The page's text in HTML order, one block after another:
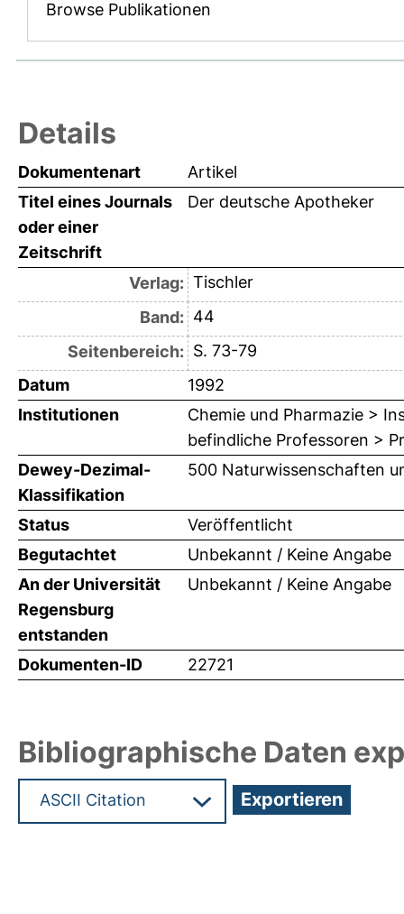
Browse Publikationen
Details
Dokumentenart
Artikel
Titel eines Journals
oder einer
Zeitschrift
Der deutsche Apotheker
Verlag: Tischler
Band: 44
Seitenbereich: S. 73-79
Datum
1992
Institutionen
Chemie und Pharmazie >
befindliche Professoren >
Dewey-Dezimal-
Klassifikation
500 Naturwissenschaften
Status
Veröffentlicht
Begutachtet
Unbekannt / Keine Angabe
An der Universität
Regensburg
entstanden
Unbekannt / Keine Angabe
Dokumenten-ID 22721
Bibliographische Daten